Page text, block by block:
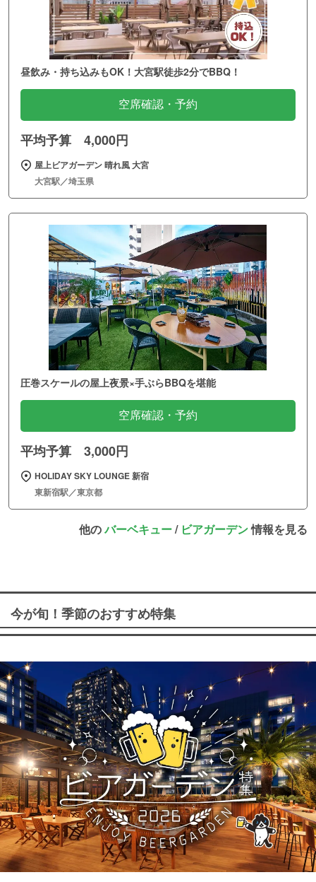
昼飲み・持ち込みもOK！大宮駅徒歩2分でBBQ！
空席確認・予約
平均予算 4,000円
屋上ビアガーデン 晴れ風 大宮
大宮駅／埼玉県
圧巻スケールの屋上夜景×手ぶらBBQを堪能
空席確認・予約
平均予算 3,000円
HOLIDAY SKY LOUNGE 新宿
東新宿駅／東京都
他のバーベキュー/ ビアガーデン情報を見る
今が旬！季節のおすすめ特集